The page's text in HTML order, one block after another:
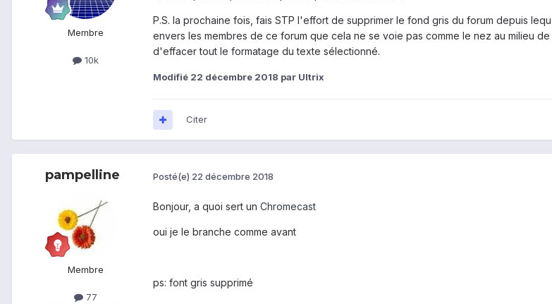
Membre
10k
P.S. la prochaine fois, fais STP l'effort de supprimer le fond gris du forum depuis
envers les membres de ce forum que cela ne se voie pas comme le nez au milieu
d'effacer tout le formatage du texte sélectionné.
Modifié 22 décembre 2018 par Ultrix
Citer
pampelline
Membre
77
Posté(e) 22 décembre 2018
Bonjour, a quoi sert un Chromecast
oui je le branche comme avant
ps: font gris supprimé